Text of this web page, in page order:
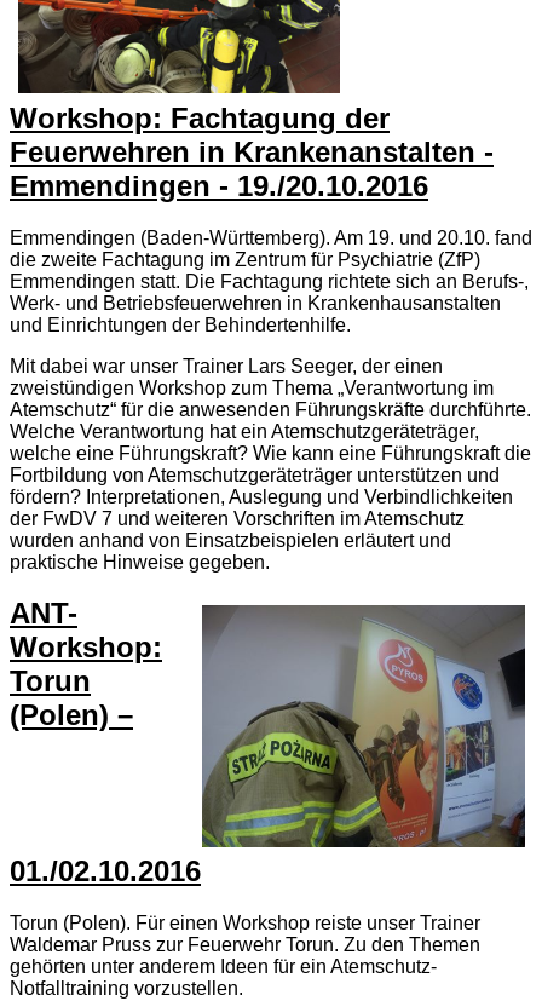
Workshop: Fachtagung der
Feuerwehren in Krankenanstalten -
Emmendingen - 19./20.10.2016
Emmendingen (Baden-Württemberg). Am 19. und 20.10. fand
die zweite Fachtagung im Zentrum für Psychiatrie (ZfP)
Emmendingen statt. Die Fachtagung richtete sich an Berufs-,
Werk- und Betriebsfeuerwehren in Krankenhausanstalten
und Einrichtungen der Behindertenhilfe.
Mit dabei war unser Trainer Lars Seeger, der einen
zweistündigen Workshop zum Thema „Verantwortung im
Atemschutz“ für die anwesenden Führungskräfte durchführte.
Welche Verantwortung hat ein Atemschutzgeräteträger,
welche eine Führungskraft? Wie kann eine Führungskraft die
Fortbildung von Atemschutzgeräteträger unterstützen und
fördern? Interpretationen, Auslegung und Verbindlichkeiten
der FwDV 7 und weiteren Vorschriften im Atemschutz
wurden anhand von Einsatzbeispielen erläutert und
praktische Hinweise gegeben.
ANT-
Workshop:
Torun
(Polen) –
01./02.10.2016
Torun (Polen). Für einen Workshop reiste unser Trainer
Waldemar Pruss zur Feuerwehr Torun. Zu den Themen
gehörten unter anderem Ideen für ein Atemschutz-
Notfalltraining vorzustellen.